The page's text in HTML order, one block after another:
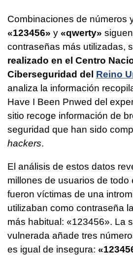
Combinaciones de números
«123456» y «qwerty»
contraseñas más utilizadas,
realizado en el Centro
Ciberseguridad del Reino
analiza la información
Have I Been Pnwed del
sitio recoge información de
seguridad que han sido
hackers.
El análisis de estos datos
millones de usuarios de todo
fueron víctimas de una
utilizaban como contraseña
más habitual: «123456». La
vulnerada añade tres
es igual de insegura: